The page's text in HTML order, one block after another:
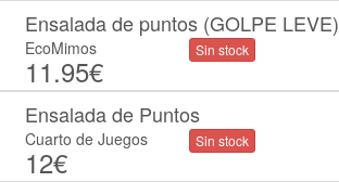
Ensalada de puntos (GOLPE LEVE)
EcoMimos
11.95€
Sin stock
Ensalada de Puntos
Cuarto de Juegos
12€
Sin stock